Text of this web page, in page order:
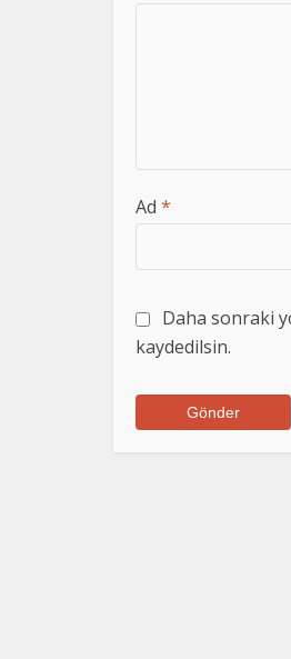
Ad *
Daha sonraki
kaydedilsin.